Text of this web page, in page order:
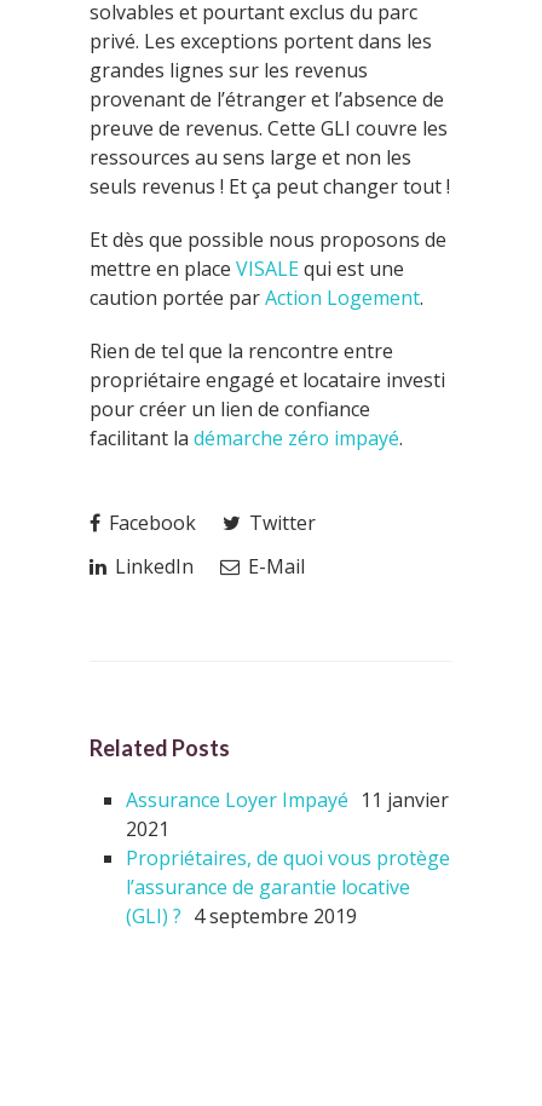
solvables et pourtant exclus du parc
privé. Les exceptions portent dans les
grandes lignes sur les revenus
provenant de l’étranger et l’absence de
preuve de revenus. Cette GLI couvre les
ressources au sens large et non les
seuls revenus ! Et ça peut changer tout !
Et dès que possible nous proposons de
mettre en place VISALEqui est une
caution portée parAction Logement.
Rien de tel que la rencontre entre
propriétaire engagé et locataire investi
pour créer un lien de confiance
facilitant la démarche zéro impayé.
Facebook
Twitter
LinkedIn
E-Mail
Related Posts
Assurance Loyer Impayé 11 janvier
2021
Propriétaires, de quoi vous protège
l’assurance de garantie locative
(GLI) ? 4 septembre 2019